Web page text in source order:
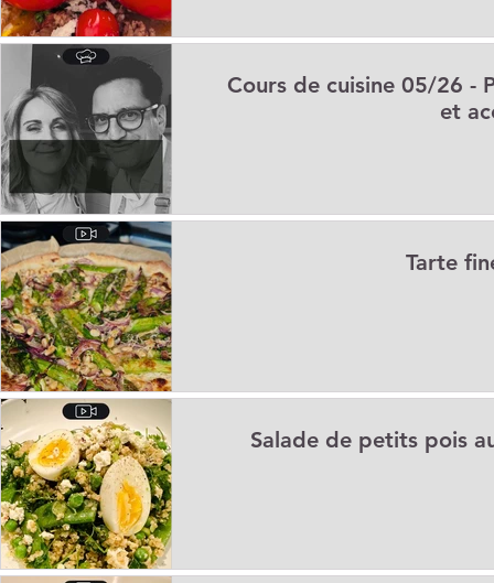
Cours de cuisine 05/26 -
et
Tarte
Salade de petits pois